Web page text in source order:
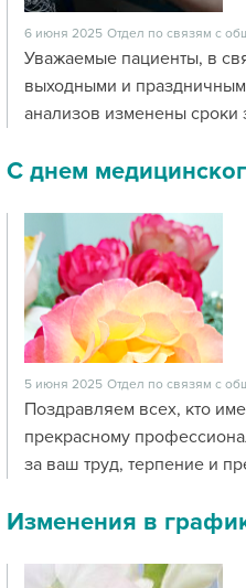
6 июня 2025 Отдел по связям с
Уважаемые пациенты, в
выходными и
анализов изменены сроки
С днем
5 июня 2025 Отдел по связям с
Поздравляем всех, кто
прекрасному
за ваш труд, терпение и
Изменения в